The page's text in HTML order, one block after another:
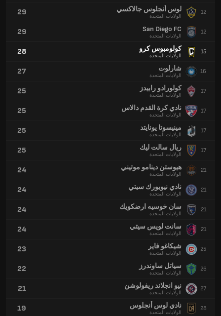
12 لوس أنجلوس جالاكسي
الولايات المتحدة 29
12
San Diego FC
الولايات المتحدة 29
15 كولومبوس كرو
الولايات المتحدة 28
16 شارلوت
الولايات المتحدة 27
17 كولورادو رابيدز
الولايات المتحدة 25
17 نادي كرة القدم دالاس
الولايات المتحدة 25
17 مينيسوتا يونايتد
الولايات المتحدة 25
17 ريال سالت ليك
الولايات المتحدة 25
21 هيوستن دينامو موتيني
الولايات المتحدة 24
21 نادي نيويورك سيتي
الولايات المتحدة 24
21 سان خوسيه ارضكويك
الولايات المتحدة 24
21 سانت لويس سيتي
الولايات المتحدة 24
25 شيكاغو فاير
الولايات المتحدة 23
26 سياتل ساوندرز
الولايات المتحدة 22
27 نيو انجلاند ريفولوشن
الولايات المتحدة 21
28 نادي لوس أنجلوس
الولايات المتحدة 19